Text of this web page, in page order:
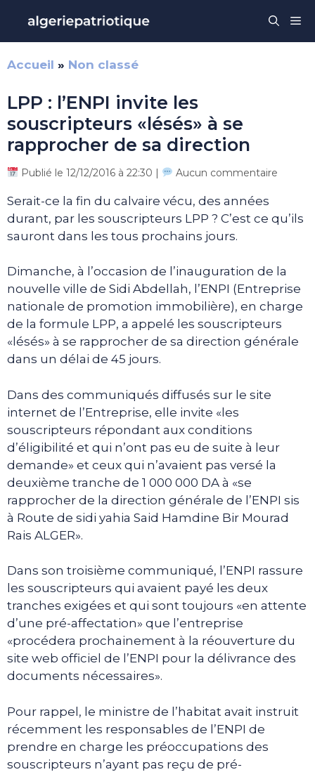
contenu
Accueil » Non classé
LPP : l’ENPI invite les
souscripteurs «lésés» à se
rapprocher de sa direction
Publié le 12/12/2016 à 22:30 | Aucun commentaire
Serait-ce la fin du calvaire vécu, des années
durant, par les souscripteurs LPP ? C’est ce qu’ils
sauront dans les tous prochains jours.
Dimanche, à l’occasion de l’inauguration de la
nouvelle ville de Sidi Abdellah, l’ENPI (Entreprise
nationale de promotion immobilière), en charge
de la formule LPP, a appelé les souscripteurs
«lésés» à se rapprocher de sa direction générale
dans un délai de 45 jours.
Dans des communiqués diffusés sur le site
internet de l’Entreprise, elle invite «les
souscripteurs répondant aux conditions
d’éligibilité et qui n’ont pas eu de suite à leur
demande» et ceux qui n’avaient pas versé la
deuxième tranche de 1 000 000 DA à «se
rapprocher de la direction générale de l’ENPI sis
à Route de sidi yahia Said Hamdine Bir Mourad
Rais ALGER».
Dans son troisième communiqué, l’ENPI rassure
les souscripteurs qui avaient payé les deux
tranches exigées et qui sont toujours «en attente
d’une pré-affectation» que l’entreprise
«procédera prochainement à la réouverture du
site web officiel de l’ENPI pour la délivrance des
documents nécessaires».
Pour rappel, le ministre de l’habitat avait instruit
récemment les responsables de l’ENPI de
prendre en charge les préoccupations des
souscripteurs n’ayant pas reçu de pré-